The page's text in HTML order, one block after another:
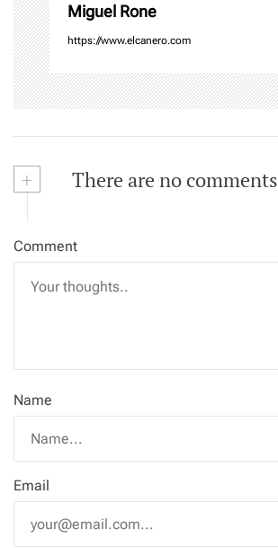
n
Miguel Rone
https://www.elcanero.com
+ There are no comments
Comment
Name
Email